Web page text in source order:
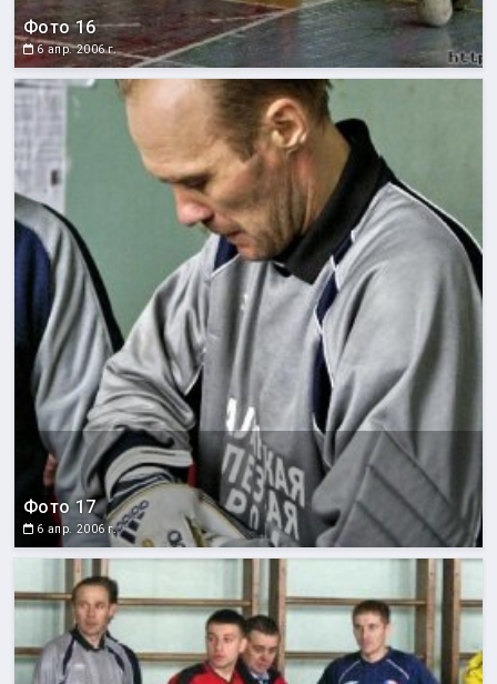
Фото 16
6 апр. 2006 г.
Фото 17
6 апр. 2006 г.